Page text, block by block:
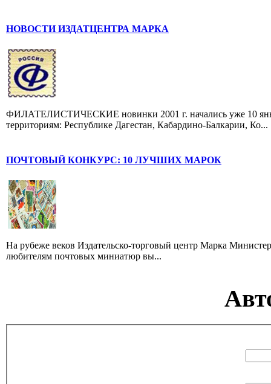
НОВОСТИ ИЗДАТЦЕНТРА МАРКА
ФИЛАТЕЛИСТИЧЕСКИЕ новинки 2001 г. начались уже 10
территориям: Республике Дагестан, Кабардино-Балкарии, Ко...
ПОЧТОВЫЙ КОНКУРС: 10 ЛУЧШИХ МАРОК
На рубеже веков Издательско-торговый центр Марка
любителям почтовых миниатюр вы...